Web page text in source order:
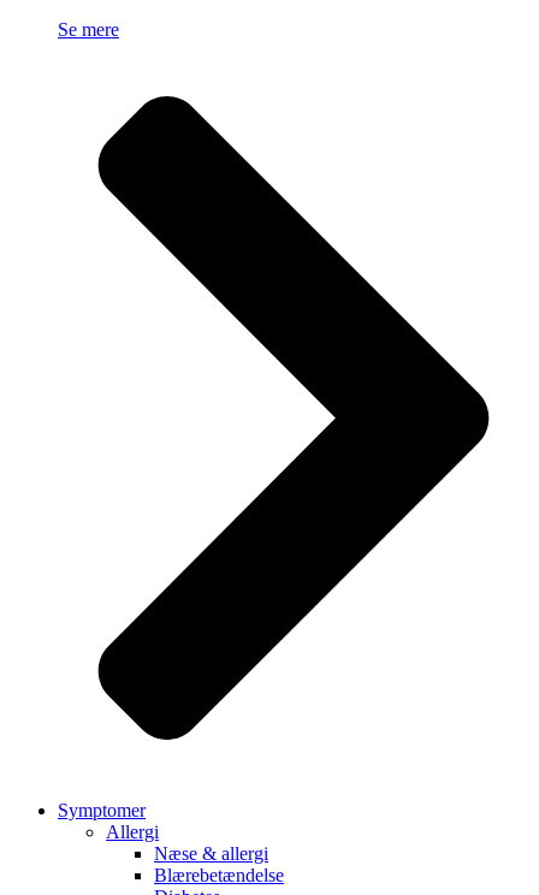
Se mere
Symptomer
Allergi
Næse & allergi
Blærebetændelse